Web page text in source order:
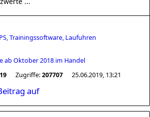
Trainingssoftware, Laufuhren
ab Oktober 2018 im Handel
Zugriffe:207707 25.06.2019, 13:21
auf